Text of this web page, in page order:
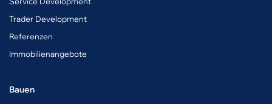
Trader Development
Referenzen
Immobilienangebote
Bauen